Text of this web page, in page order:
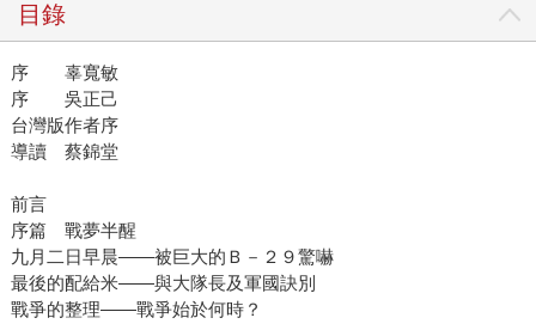
目錄
序 辜寬敏
序 吳正己
台灣版作者序
導讀 蔡錦堂
前言
序篇 戰夢半醒
九月二日早晨——被巨大的Ｂ－２９驚嚇
最後的配給米——與大隊長及軍國訣別
戰爭的整理——戰爭始於何時？